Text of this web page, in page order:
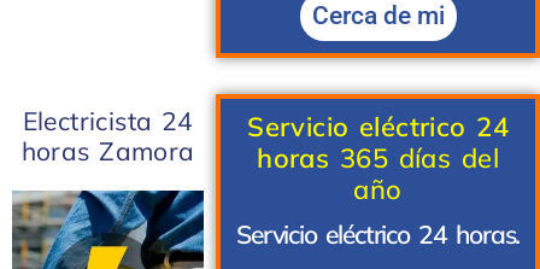
Cerca de mi
Electricista 24
horas Zamora
Servicio eléctrico 24
horas 365 días del
año
Servicio eléctrico 24 horas.